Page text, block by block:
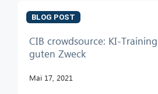
BLOG POST
CIB crowdsource: KI-
guten Zweck
Mai 17, 2021